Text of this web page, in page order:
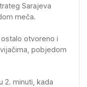
Sarajeva
meča.
otvoreno i
pobjedom
2. minuti, kada